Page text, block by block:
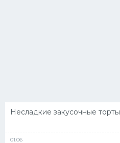
Несладкие закусочные торты
01.06